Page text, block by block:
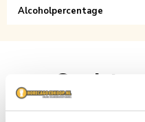
Alcoholpercentage
Navigating through the
Press to skip carousel